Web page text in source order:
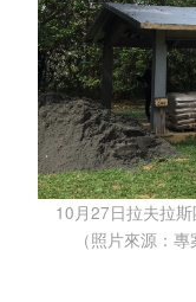
10月27日拉夫拉
（照片來源：